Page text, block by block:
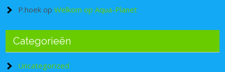
P.hoek opWelkom op Aqua-Planet
Categorieën
Uncategorized